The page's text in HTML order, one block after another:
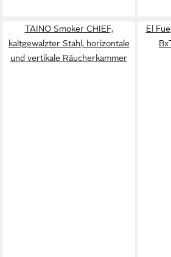
TAINO Smoker CHIEF,
kaltgewalzter Stahl, horizontale
und vertikale Räucherkammer
El